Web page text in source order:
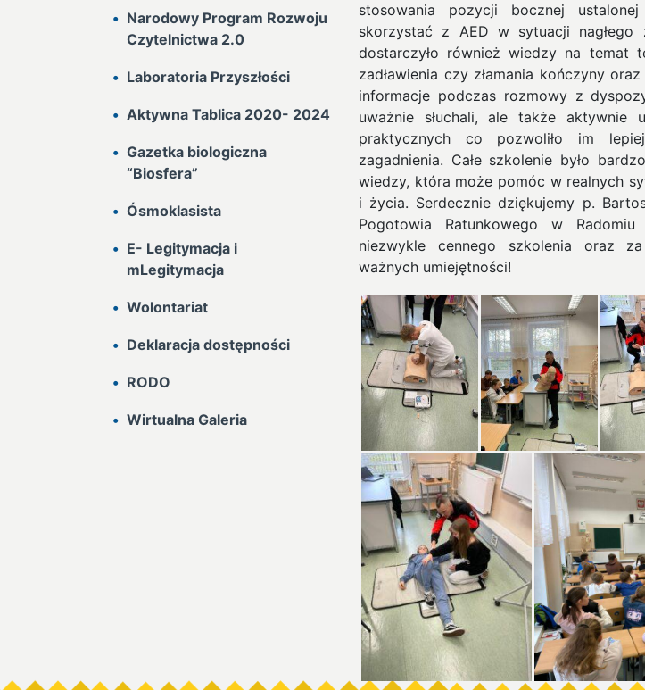
Narodowy Program Rozwoju
Czytelnictwa 2.0
Laboratoria Przyszłości
Aktywna Tablica 2020- 2024
Gazetka biologiczna
“Biosfera”
Ósmoklasista
E- Legitymacja i
mLegitymacja
Wolontariat
Deklaracja dostępności
RODO
Wirtualna Galeria
stosowania pozycji bocznej
skorzystać z AED w sytuacji nagłego
dostarczyło również wiedzy na temat
zadławienia czy złamania kończyny
informacje podczas rozmowy z
uważnie słuchali, ale także aktywnie
praktycznych co pozwoliło im
zagadnienia. Całe szkolenie było
wiedzy, która może pomóc w realnych
i życia. Serdecznie dziękujemy p.
Pogotowia Ratunkowego w
niezwykle cennego szkolenia oraz
ważnych umiejętności!